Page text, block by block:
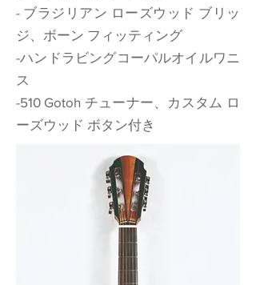
- ブラジリアン ローズウッド ブリッ
ジ、ボーン フィッティング
-ハンドラビングコーパルオイルワニ
ス
-510 Gotoh チューナー、カスタム ロ
ーズウッド ボタン付き